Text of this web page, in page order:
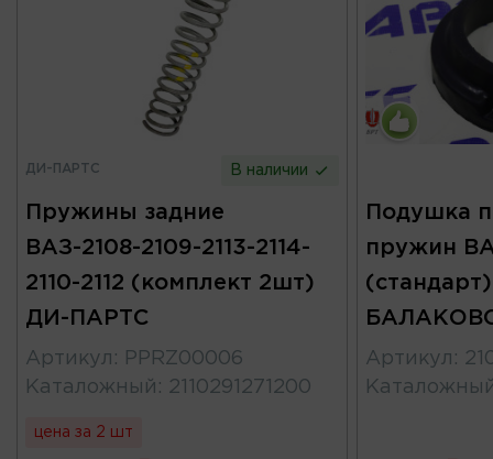
ДИ-ПАРТС В наличии
Пружины задние
ВАЗ-2108-2109-2113-2114-
2110-2112 (комплект 2шт)
ДИ-ПАРТС
Артикул :
PPRZ00006
Каталожный : 2110291271200
цена за 2 шт
Подушка
пружин
Артикул :